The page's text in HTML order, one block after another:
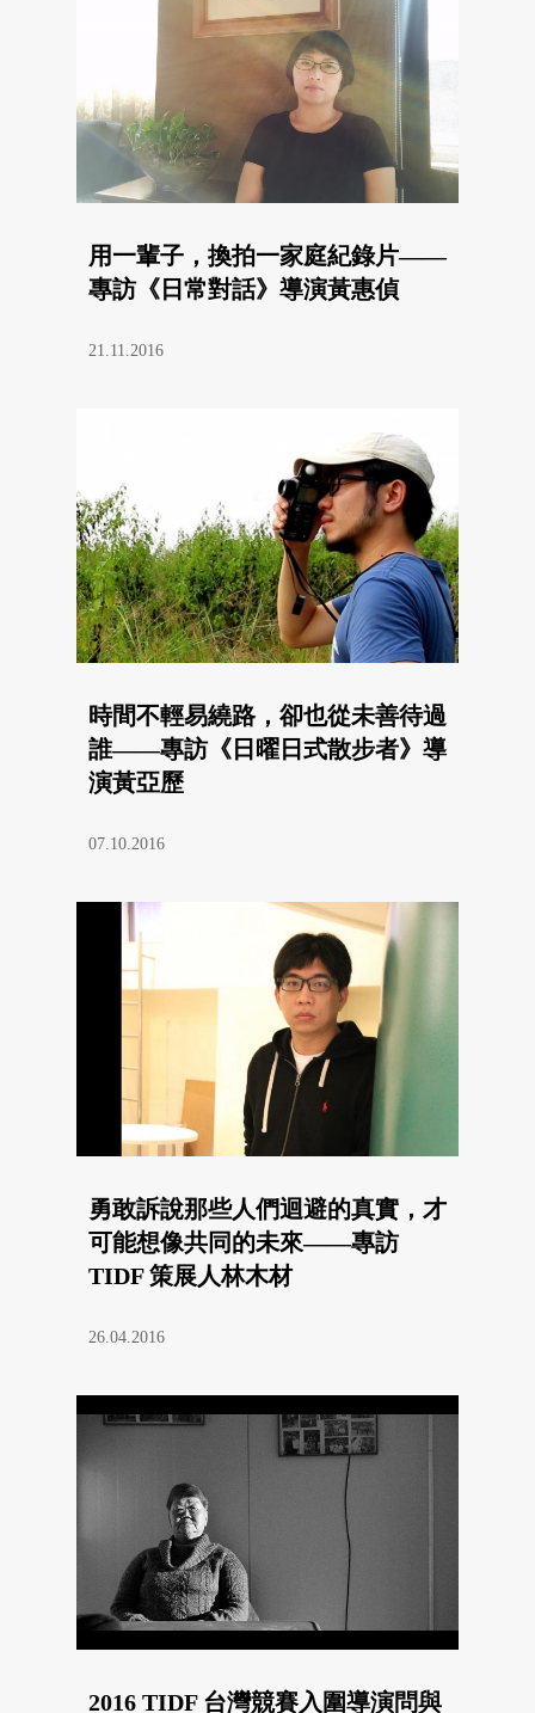
用一輩子，換拍一家庭紀錄片——
專訪《日常對話》導演黃惠偵
21.11.2016
時間不輕易繞路，卻也從未善待過
誰——專訪《日曜日式散步者》導
演黃亞歷
07.10.2016
勇敢訴說那些人們迴避的真實，才
可能想像共同的未來——專訪
TIDF 策展人林木材
26.04.2016
2016 TIDF 台灣競賽入圍導演問與